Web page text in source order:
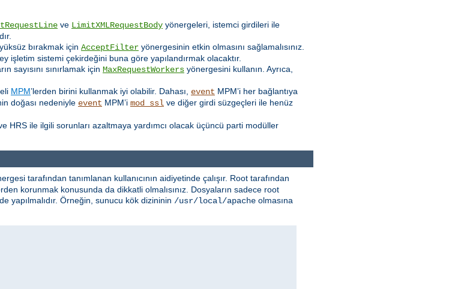
ve LimitXMLRequestBody yönergeleri, istemci girdileri ile
bırakmak için AcceptFilter yönergesinin etkin olmasını sağlamalısınız.
işletim sistemi çekirdeğini buna göre yapılandırmak olacaktır.
sayısını sınırlamak için MaxRequestWorkers yönergesini kullanın. Ayrıca,
MPM’lerden birini kullanmak iyi olabilir. Dahası, event MPM’i her bağlantıya
doğası nedeniyle event MPM’i mod_ssl ve diğer girdi süzgeçleri ile henüz
HRS ile ilgili sorunları azaltmaya yardımcı olacak üçüncü parti modüller
tarafından tanımlanan kullanıcının aidiyetinde çalışır. Root tarafından
korunmak konusunda da dikkatli olmalısınız. Dosyaların sadece root
yapılmalıdır. Örneğin, sunucu kök dizininin /usr/local/apache olmasına